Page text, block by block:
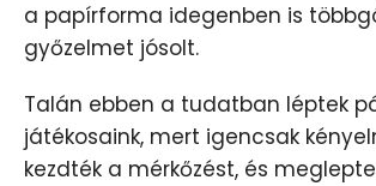
a papírforma idegenben is
győzelmet jósolt.
Talán ebben a tudatban léptek
játékosaink, mert igencsak
kezdték a mérkőzést, és